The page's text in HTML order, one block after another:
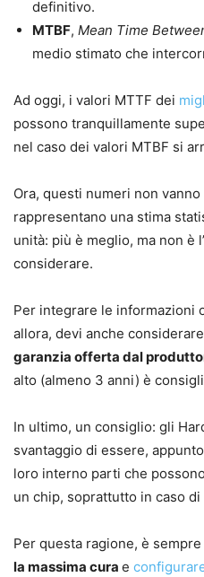
definitivo.
MTBF, Mean Time
medio stimato che
Ad oggi, i valori MTTF dei
possono tranquillamente
nel caso dei valori MTBF si
Ora, questi numeri non
rappresentano una stima
unità: più è meglio, ma non è
considerare.
Per integrare le informazioni
allora, devi anche
garanzia offerta dal
alto (almeno 3 anni) è
In ultimo, un consiglio: gli
svantaggio di essere,
loro interno parti che
un chip, soprattutto in caso
Per questa ragione, è
la massima cura e